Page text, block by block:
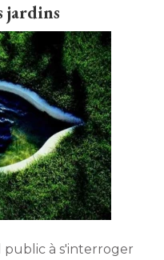
jardins
public à s'interroger